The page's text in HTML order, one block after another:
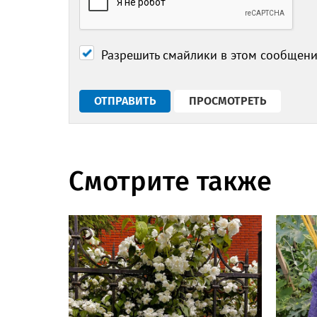
Разрешить смайлики в этом
Смотрите также